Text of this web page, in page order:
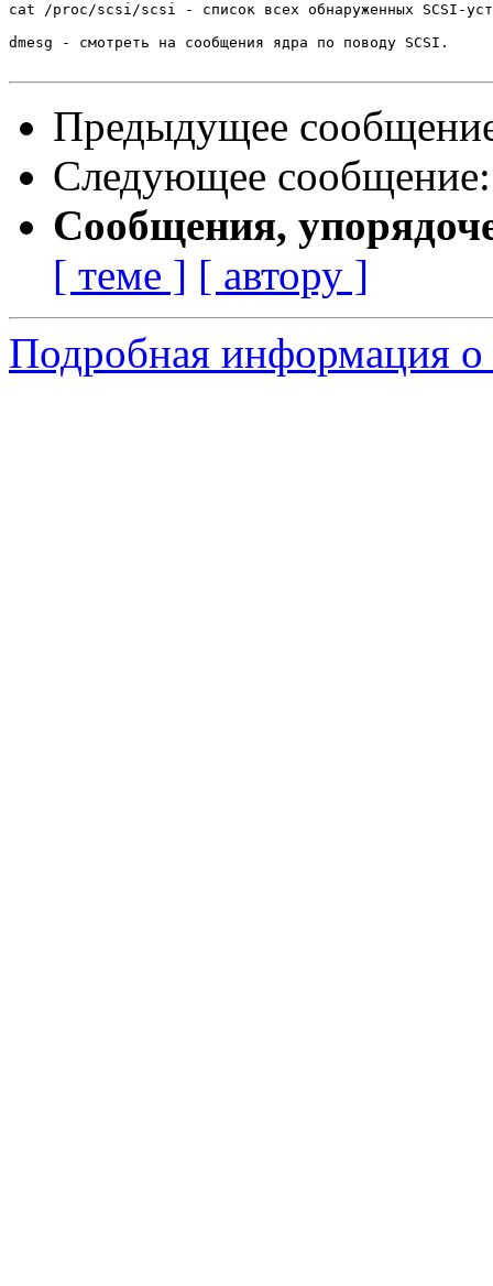
cat /proc/scsi/scsi - список всех обнаруженных SCSI-
dmesg - смотреть на сообщения ядра по поводу SCSI.
Предыдущее
Следующее
Сообщения,
[ теме ] [ автору ]
Подробная информация о